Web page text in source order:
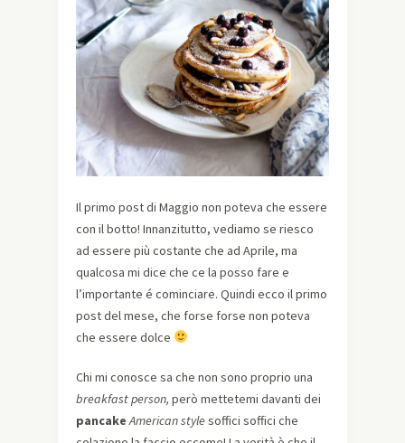
Il primo post di Maggio non poteva che essere
con il botto! Innanzitutto, vediamo se riesco
ad essere più costante che ad Aprile, ma
qualcosa mi dice che ce la posso fare e
l’importante é cominciare. Quindi ecco il primo
post del mese, che forse forse non poteva
che essere dolce
Chi mi conosce sa che non sono proprio una
breakfast person, però mettetemi davanti dei
pancake American stylesoffici soffici che